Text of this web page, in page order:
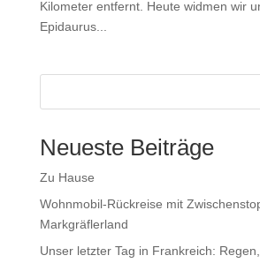
Kilometer entfernt. Heute widmen wir
Epidaurus...
Neueste Beiträge
Zu Hause
Wohnmobil-Rückreise mit
Markgräflerland
Unser letzter Tag in Frankreich: